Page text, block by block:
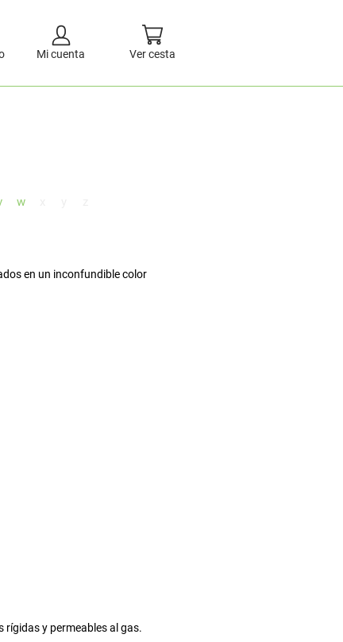
Mi cuenta Ver cesta
w
en un inconfundible color
y permeables al gas.